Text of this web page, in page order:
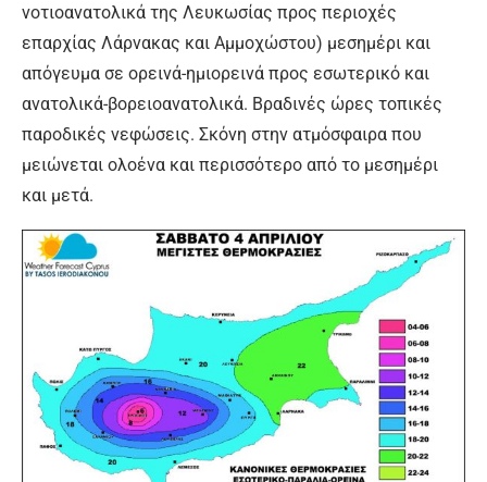
νοτιοανατολικά της Λευκωσίας προς περιοχές
επαρχίας Λάρνακας και Αμμοχώστου) μεσημέρι και
απόγευμα σε ορεινά-ημιορεινά προς εσωτερικό και
ανατολικά-βορειοανατολικά. Βραδινές ώρες τοπικές
παροδικές νεφώσεις. Σκόνη στην ατμόσφαιρα που
μειώνεται ολοένα και περισσότερο από το μεσημέρι
και μετά.